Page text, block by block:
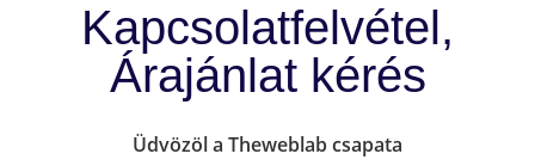
Kapcsolatfelvétel,
Árajánlat kérés
Üdvözöl a Theweblab csapata